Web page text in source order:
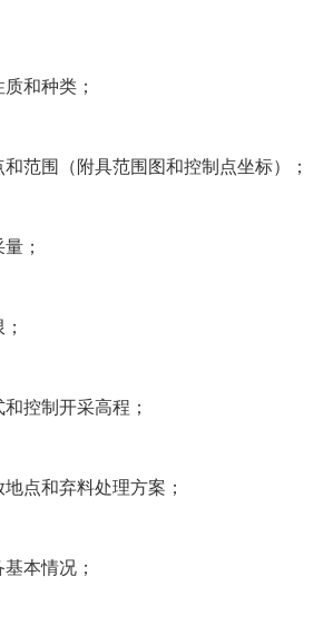
和种类；
围（附具范围图和控制点坐标）；
；
控制开采高程；
和弃料处理方案；
本情况；